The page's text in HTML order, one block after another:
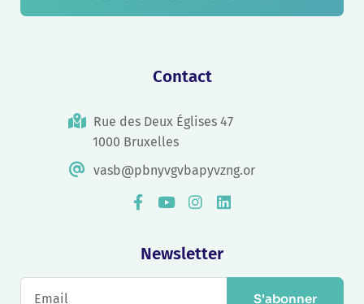
Contact
Rue des Deux Églises 47
1000 Bruxelles
vasb@pbnyvgvbapyvzng.or
Newsletter
S'abonner